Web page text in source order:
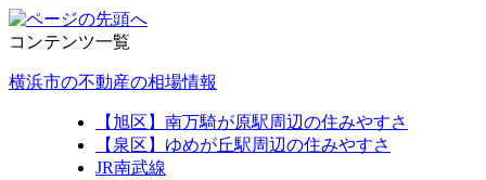
コンテンツ一覧
横浜市の不動産の相場情報
【旭区】南万騎が原駅周辺の住みやすさ
【泉区】ゆめが丘駅周辺の住みやすさ
JR南武線